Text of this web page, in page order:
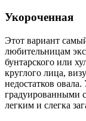
Укороченная
Этот вариант
любительницам
бунтарского или
круглого лица,
недостатков
градуированными
легким и слегка